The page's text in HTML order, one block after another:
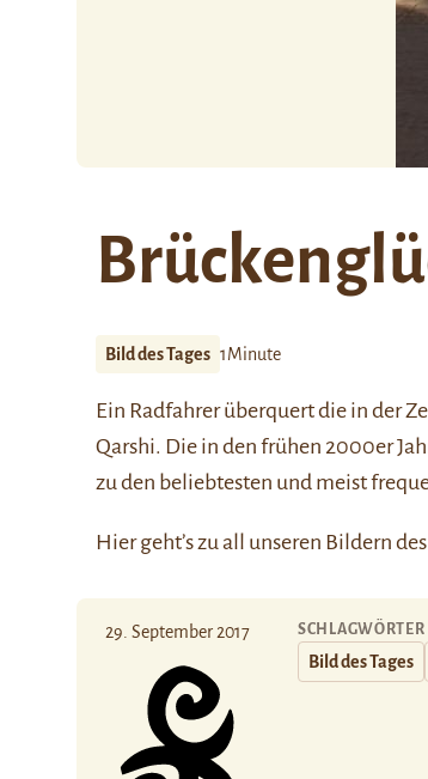
Bild des Tages 1Minute
Ein Radfahrer überquert die in der
Qarshi. Die in den frühen 2000er
zu den beliebtesten und meist
Hiergeht’s zu all unseren Bildern des
29. September 2017 SCHLAGWÖRTER
Bild des Tages